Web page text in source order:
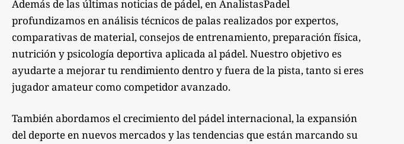
Además de las últimas noticias de pádel, en AnalistasPadel
profundizamos en análisis técnicos de palas realizados por expertos,
comparativas de material, consejos de entrenamiento, preparación física,
nutrición y psicología deportiva aplicada al pádel. Nuestro objetivo es
ayudarte a mejorar tu rendimiento dentro y fuera de la pista, tanto si eres
jugador amateur como competidor avanzado.
También abordamos el crecimiento del pádel internacional, la expansión
del deporte en nuevos mercados y las tendencias que están marcando su